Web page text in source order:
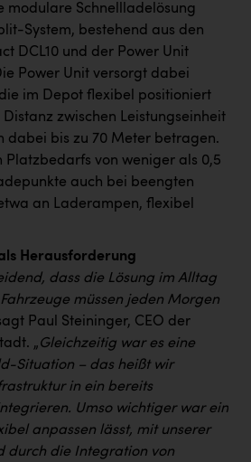
Research Institute
technology gmbh
modulare Schnellladelösung
System, bestehend aus den
DCL10 und der Power Unit
Power Unit versorgt dabei
im Depot flexibel positioniert
zwischen Leistungseinheit
dabei bis zu 70 Meter betragen.
Platzbedarfs von weniger als 0,5
auch bei beengten
an Laderampen, flexibel
Herausforderung
dass die Lösung im Alltag
müssen jeden Morgen
Paul Steininger, CEO der
„Gleichzeitig war es eine
Situation – das heißt wir
in ein bereits
Umso wichtiger war ein
anpassen lässt, mit unserer
durch die Integration von